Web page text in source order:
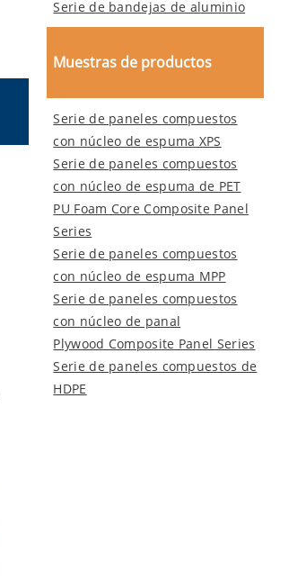
Serie de bandejas de aluminio
Muestras de productos
Serie de paneles compuestos
con núcleo de espuma XPS
Serie de paneles compuestos
con núcleo de espuma de PET
PU Foam Core Composite Panel
Series
Serie de paneles compuestos
con núcleo de espuma MPP
Serie de paneles compuestos
con núcleo de panal
Plywood Composite Panel Series
Serie de paneles compuestos de
HDPE